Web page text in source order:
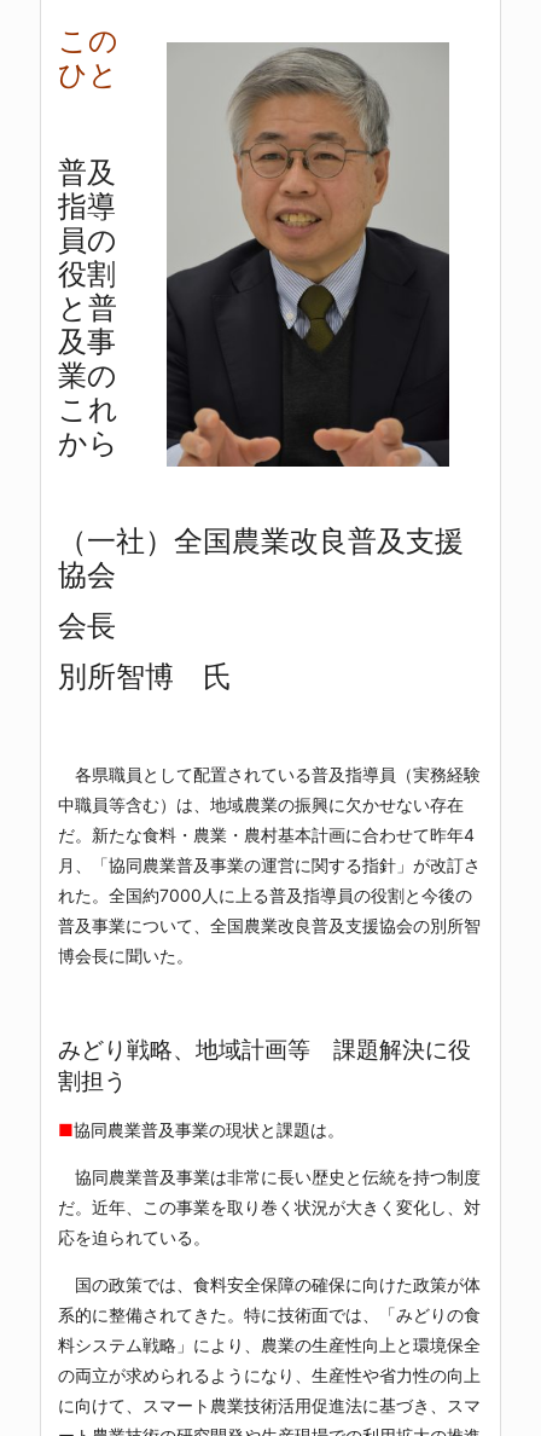
この
ひと
普及
指導
員の
役割
と普
及事
業の
これ
から
（一社）全国農業改良普及支援
協会
会長
別所智博 氏
各県職員として配置されている普及指導員（実務経験
中職員等含む）は、地域農業の振興に欠かせない存在
だ。新たな食料・農業・農村基本計画に合わせて昨年4
月、「協同農業普及事業の運営に関する指針」が改訂さ
れた。全国約7000人に上る普及指導員の役割と今後の
普及事業について、全国農業改良普及支援協会の別所智
博会長に聞いた。
みどり戦略、地域計画等 課題解決に役
割担う
■協同農業普及事業の現状と課題は。
協同農業普及事業は非常に長い歴史と伝統を持つ制度
だ。近年、この事業を取り巻く状況が大きく変化し、対
応を迫られている。
国の政策では、食料安全保障の確保に向けた政策が体
系的に整備されてきた。特に技術面では、「みどりの食
料システム戦略」により、農業の生産性向上と環境保全
の両立が求められるようになり、生産性や省力性の向上
に向けて、スマート農業技術活用促進法に基づき、スマ